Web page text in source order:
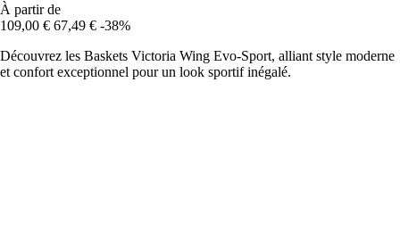
À partir de
109,00 € 67,49 € -38%
Découvrez les Baskets Victoria Wing Evo-Sport, alliant style moderne
et confort exceptionnel pour un look sportif inégalé.